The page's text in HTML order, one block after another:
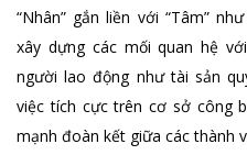
“Nhân” gắn liền với “Tâm”
xây dựng các mối quan hệ
người lao động như tài sản
việc tích cực trên cơ sở công
mạnh đoàn kết giữa các thành